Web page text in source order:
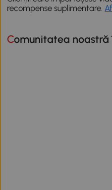
recompense suplimentare.
Comunitatea